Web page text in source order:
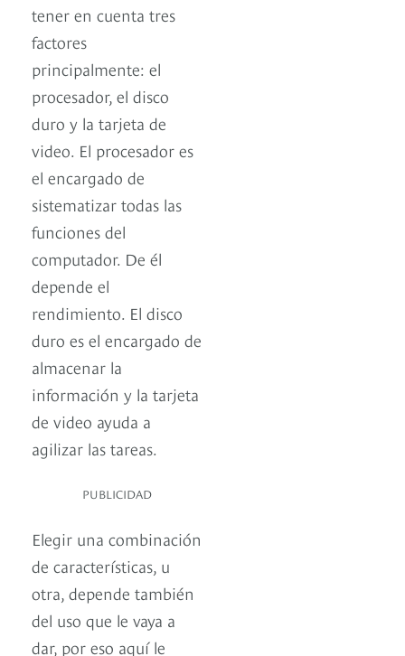
tener en cuenta tres
factores
principalmente: el
procesador, el disco
duro y la tarjeta de
video. El procesador es
el encargado de
sistematizar todas las
funciones del
computador. De él
depende el
rendimiento. El disco
duro es el encargado de
almacenar la
información y la tarjeta
de video ayuda a
agilizar las tareas.
PUBLICIDAD
Elegir una combinación
de características, u
otra, depende también
del uso que le vaya a
dar, por eso aquí le